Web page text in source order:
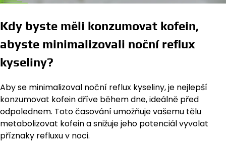
Kdy byste měli konzumovat kofein,
abyste minimalizovali noční reflux
kyseliny?
Aby se minimalizoval noční reflux kyseliny, je nejlepší
konzumovat kofein dříve během dne, ideálně před
odpolednem. Toto časování umožňuje vašemu tělu
metabolizovat kofein a snižuje jeho potenciál vyvolat
příznaky refluxu v noci.